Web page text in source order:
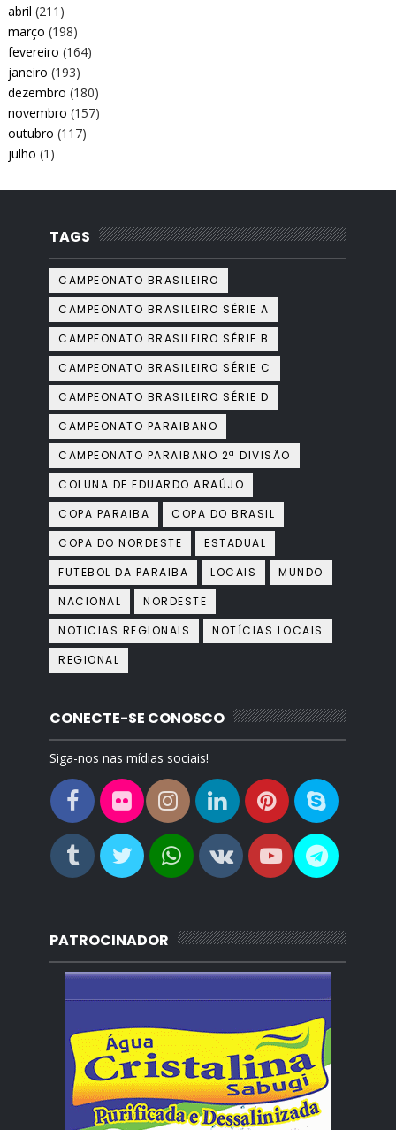
abril (211)
março (198)
fevereiro (164)
janeiro (193)
dezembro (180)
novembro (157)
outubro (117)
julho (1)
TAGS
CAMPEONATO BRASILEIRO
CAMPEONATO BRASILEIRO SÉRIE A
CAMPEONATO BRASILEIRO SÉRIE B
CAMPEONATO BRASILEIRO SÉRIE C
CAMPEONATO BRASILEIRO SÉRIE D
CAMPEONATO PARAIBANO
CAMPEONATO PARAIBANO 2ª DIVISÃO
COLUNA DE EDUARDO ARAÚJO
COPA PARAIBA
COPA DO BRASIL
COPA DO NORDESTE
ESTADUAL
FUTEBOL DA PARAIBA
LOCAIS
MUNDO
NACIONAL
NORDESTE
NOTICIAS REGIONAIS
NOTÍCIAS LOCAIS
REGIONAL
CONECTE-SE CONOSCO
Siga-nos nas mídias sociais!
PATROCINADOR